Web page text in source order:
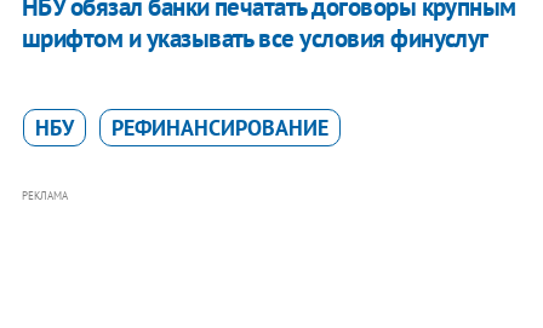
НБУ обязал банки печатать договоры крупным
шрифтом и указывать все условия финуслуг
НБУ РЕФИНАНСИРОВАНИЕ
РЕКЛАМА